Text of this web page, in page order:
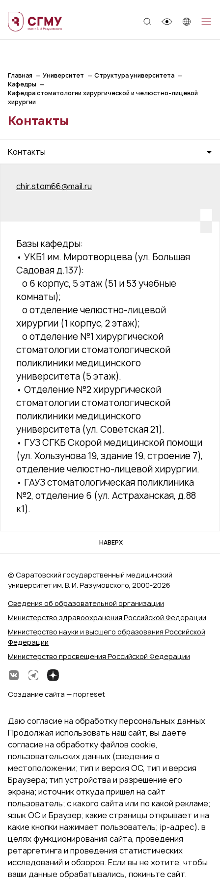
Главная Университет
Структура университета
Кафедры
Кафедра стоматологии хирургической и челюстно-лицевой
хирургии
Контакты
Контакты
chir.stom66@mail.ru
Базы кафедры:
• УКБ1 им. Миротворцева (ул. Большая
Садовая д.137):
o 6 корпус, 5 этаж (51 и 53 учебные
комнаты);
o отделение челюстно-лицевой
хирургии (1 корпус, 2 этаж);
o отделение №1 хирургической
стоматологии стоматологической
поликлиники медицинского
университета (5 этаж).
• Отделение №2 хирургической
стоматологии стоматологической
поликлиники медицинского
университета (ул. Советская 21).
• ГУЗ СГКБ Скорой медицинской помощи
(ул. Хользунова 19, здание 19, строение 7),
отделение челюстно-лицевой хирургии.
• ГАУЗ стоматологическая поликлиника
№2, отделение 6 (ул. Астраханская, д.88
к1).
НАВЕРХ
Сведения об образовательной организации
Министерство здравоохранения Российской Федерации
Министерство науки и высшего образования Российской
Федерации
Министерство просвещения Российской Федерации
© Саратовский государственный медицинский
университет им. В. И. Разумовского, 2000‑2026
Создание сайта — nopreset
Даю согласие на обработку персональных данных
Продолжая использовать наш сайт, вы даете
согласие на обработку файлов cookie,
пользовательских данных (сведения о
местоположении; тип и версия ОС, тип и версия
Браузера; тип устройства и разрешение его
экрана; источник откуда пришел на сайт
пользователь; с какого сайта или по какой рекламе;
язык ОС и Браузер; какие страницы открывает и на
какие кнопки нажимает пользователь; ip-адрес). в
целях функционирования сайта, проведения
ретаргетинга и проведения статистических
исследований и обзоров. Если вы не хотите, чтобы
ваши данные обрабатывались, покиньте сайт.